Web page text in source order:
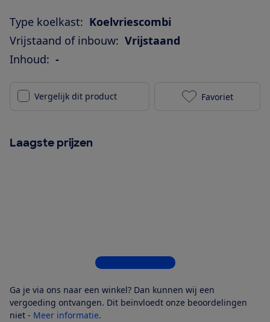
Type koelkast: Koelvriescombi
Vrijstaand of inbouw: Vrijstaand
Inhoud: -
Vergelijk dit product Liebherr
Favoriet
Laagste prijzen
Bekijk alle 6 winkels
Ga je via ons naar een winkel? Dan kunnen wij een
vergoeding ontvangen. Dit beïnvloedt onze beoordelingen
niet - Meer informatie.